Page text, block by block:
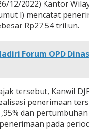
12/2022) Kantor
I) mencatat
Rp27,54 triliun.
Forum OPD
tersebut, Kanwil
penerimaan
dan pertumbuhan
pada